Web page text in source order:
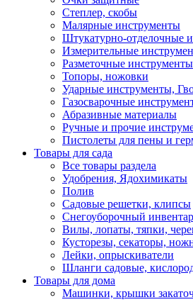
Степлер, скобы
Малярные инструменты
Штукатурно-отделочные
Измерительные
Разметочные инструменты
Топоры, ножовки
Ударные инструменты,
Газосварочные
Абразивные материалы
Ручные и прочие
Пистолеты для пены и
Товары для сада
Все товары раздела
Удобрения, Ядохимикаты
Полив
Садовые решетки, клипсы
Снегоуборочный
Вилы, лопаты, тяпки,
Кусторезы, секаторы,
Лейки, опрыскиватели
Шланги садовые,
Товары для дома
Машинки, крышки